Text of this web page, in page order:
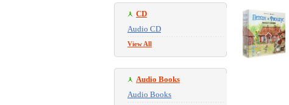
CD
Audio CD
View All
Audio Books
Audio Books